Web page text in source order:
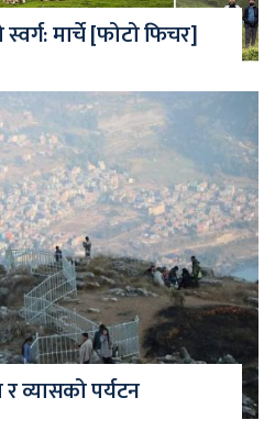
मार्चे [फोटो फिचर]
व्यासको पर्यटन